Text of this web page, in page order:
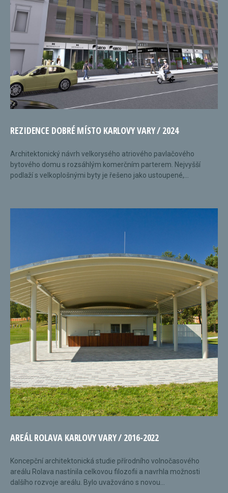
REZIDENCE DOBRÉ MÍSTO KARLOVY VARY / 2024
Architektonický návrh velkorysého atriového pavlačového
bytového domu s rozsáhlým komerčním parterem. Nejvyšší
podlaží s velkoplošnými byty je řešeno jako ustoupené,...
AREÁL ROLAVA KARLOVY VARY / 2016-2022
Koncepční architektonická studie přírodního volnočasového
areálu Rolava nastínila celkovou filozofii a navrhla možnosti
dalšího rozvoje areálu. Bylo uvažováno s novou...